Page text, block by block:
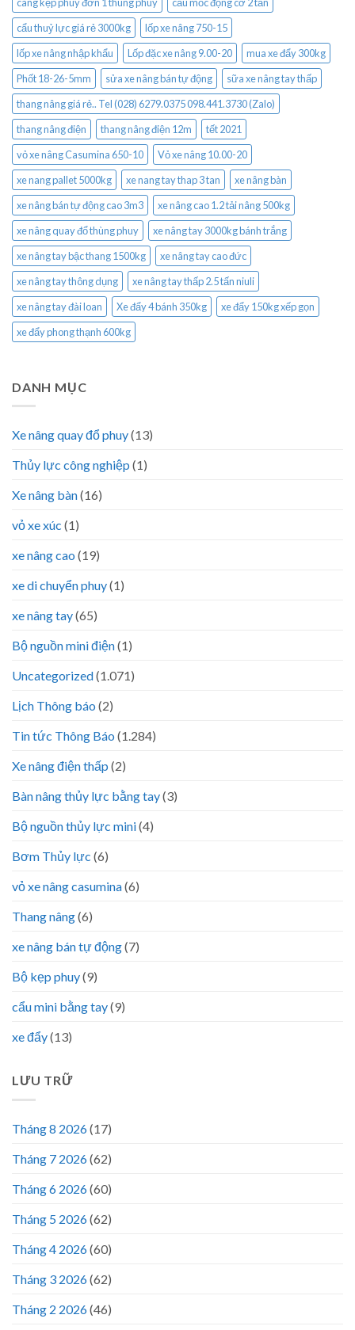
cẩu thuỷ lực giá rẻ 3000kg
lốp xe nâng 750-15
lốp xe nâng nhập khẩu
Lốp đặc xe nâng 9.00-20
mua xe đẩy 300kg
Phốt 18-26-5mm
sửa xe nâng bán tự động
sữa xe nâng tay thấp
thang nâng giá rẻ.. Tel (028) 6279.0375 098.441.3730 (Zalo)
thang nâng điện
thang nâng điện 12m
tết 2021
vỏ xe nâng Casumina 650-10
Vỏ xe nâng 10.00-20
xe nang pallet 5000kg
xe nang tay thap 3 tan
xe nâng bàn
xe nâng bán tự động cao 3m3
xe nâng cao 1.2 tải nâng 500kg
xe nâng quay đổ thùng phuy
xe nâng tay 3000kg bánh trắng
xe nâng tay bậc thang 1500kg
xe nâng tay cao đức
xe nâng tay thông dụng
xe nâng tay thấp 2.5 tấn niuli
xe nâng tay đài loan
Xe đẩy 4 bánh 350kg
xe đẩy 150kg xếp gọn
xe đẩy phong thạnh 600kg
DANH MỤC
Xe nâng quay đổ phuy(13)
Thủy lực công nghiệp (1)
Xe nâng bàn(16)
vỏ xe xúc (1)
xe nâng cao (19)
xe di chuyển phuy(1)
xe nâng tay(65)
Bộ nguồn mini điện(1)
Uncategorized(1.071)
Lịch Thông báo (2)
Tin tức Thông Báo (1.284)
Xe nâng điện thấp (2)
Bàn nâng thủy lực bằng tay(3)
Bộ nguồn thủy lực mini(4)
Bơm Thủy lực (6)
vỏ xe nâng casumina(6)
Thang nâng(6)
xe nâng bán tự động(7)
Bộ kẹp phuy(9)
cẩu mini bằng tay(9)
xe đẩy(13)
LƯU TRỮ
Tháng 8 2026(17)
Tháng 7 2026(62)
Tháng 6 2026(60)
Tháng 5 2026(62)
Tháng 4 2026(60)
Tháng 3 2026(62)
Tháng 2 2026(46)